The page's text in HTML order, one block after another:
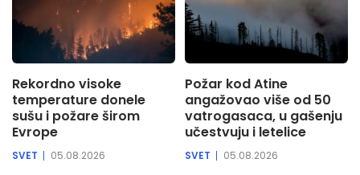
Rekordno visoke
temperature donele
sušu i požare širom
Evrope
SVET 05.08.2026
Požar kod Atine
angažovao više od 50
vatrogasaca, u gašenju
učestvuju i letelice
SVET 05.08.2026